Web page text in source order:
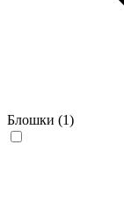
Блошки (1)